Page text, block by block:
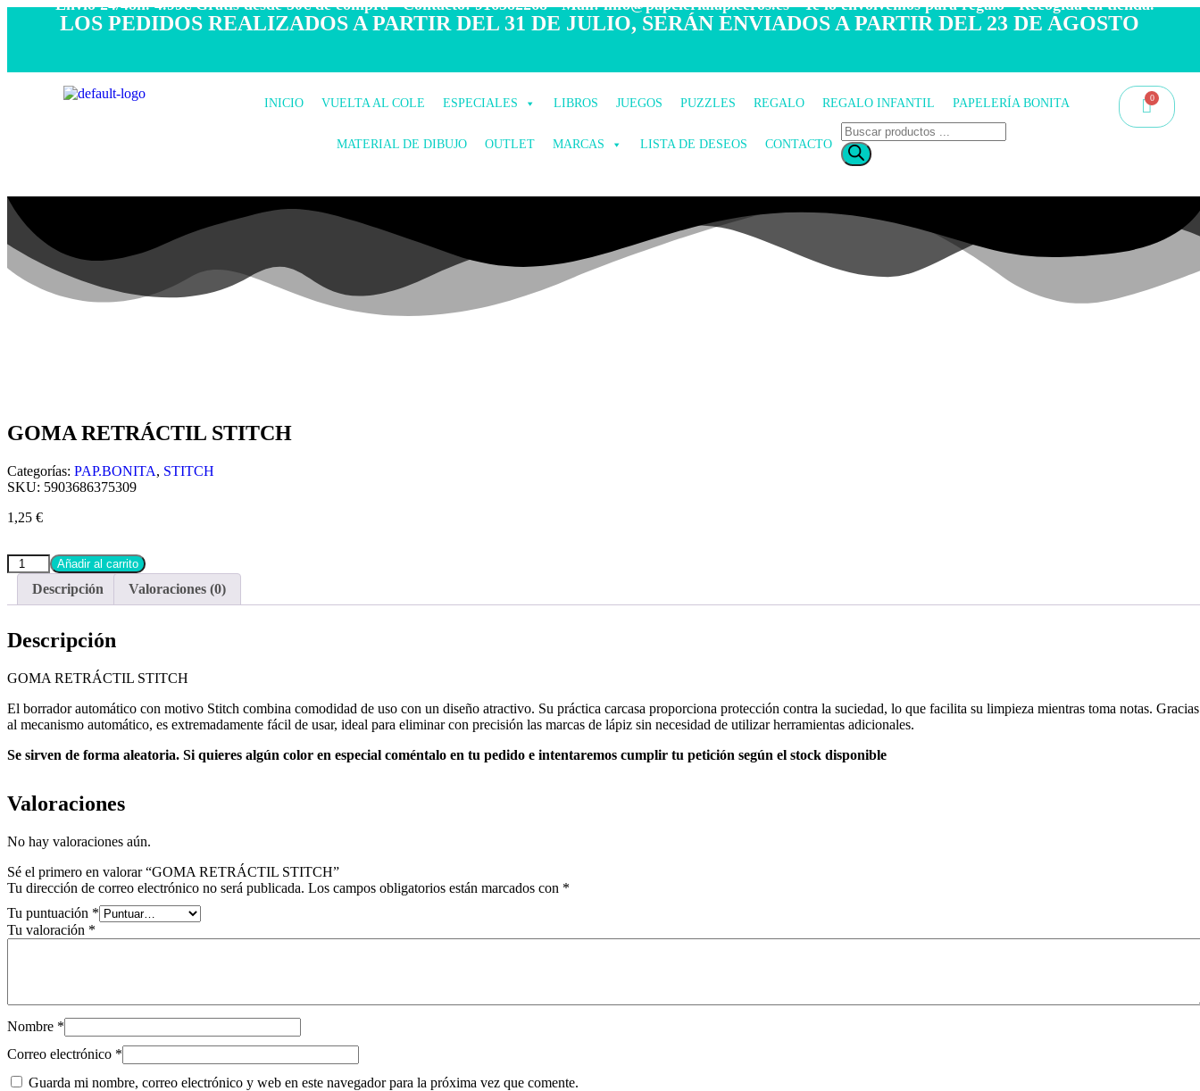
- Envío 24/48h. 4.99€ Gratis desde 50€ de compra - Contacto: 916582268 - Mail: info@papelerialapiceros.es - Te lo envolvemos para regalo - Recogida en tienda.
LOS PEDIDOS REALIZADOS A PARTIR DEL 31 DE JULIO, SERÁN ENVIADOS A PARTIR DEL 23 DE AGOSTO
INICIO VUELTA AL COLE ESPECIALES LIBROS JUEGOS PUZZLES REGALO REGALO INFANTIL PAPELERÍA BONITA
MATERIAL DE DIBUJO OUTLET MARCAS LISTA DE DESEOS CONTACTO
GOMA RETRÁCTIL STITCH
Categorías: PAP.BONITA, STITCH
SKU: 5903686375309
1,25 €
Añadir al carrito
Descripción Valoraciones (0)
Descripción
GOMA RETRÁCTIL STITCH
El borrador automático con motivo Stitch combina comodidad de uso con un diseño atractivo. Su práctica carcasa proporciona protección contra la suciedad, lo que facilita su limpieza mientras toma notas. Gracias
al mecanismo automático, es extremadamente fácil de usar, ideal para eliminar con precisión las marcas de lápiz sin necesidad de utilizar herramientas adicionales.
Se sirven de forma aleatoria. Si quieres algún color en especial coméntalo en tu pedido e intentaremos cumplir tu petición según el stock disponible
Valoraciones
No hay valoraciones aún.
Sé el primero en valorar “GOMA RETRÁCTIL STITCH”
Tu dirección de correo electrónico no será publicada. Los campos obligatorios están marcados con *
Tu puntuación *
Tu valoración *
Nombre *
Correo electrónico *
Guarda mi nombre, correo electrónico y web en este navegador para la próxima vez que comente.